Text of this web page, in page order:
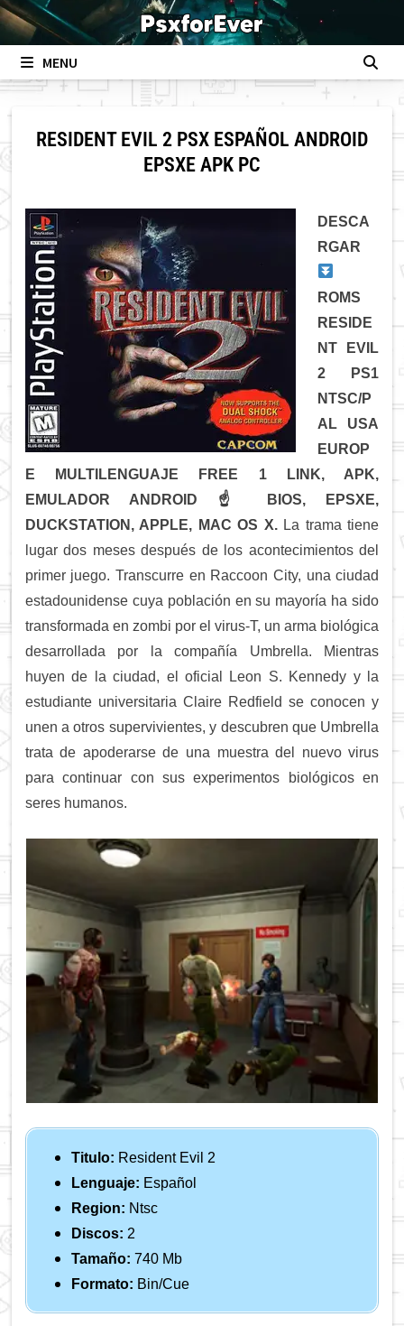
Skip
to
contentMENU
RESIDENT EVIL 2 PSX ESPAÑOL ANDROID
EPSXE APK PC
DESCA
RGAR
ROMS
RESIDE
NT EVIL
2 PS1
NTSC/P
AL USA
EUROP
E MULTILENGUAJE FREE 1 LINK, APK,
EMULADOR ANDROID ☝
BIOS, EPSXE,
DUCKSTATION, APPLE, MAC OS X. La trama tiene
lugar dos meses después de los acontecimientos del
primer juego. Transcurre en Raccoon City, una ciudad
estadounidense cuya población en su mayoría ha sido
transformada en zombi por el virus-T, un arma biológica
desarrollada por la compañía Umbrella. Mientras
huyen de la ciudad, el oficial Leon S. Kennedy y la
estudiante universitaria Claire Redfield se conocen y
unen a otros supervivientes, y descubren que Umbrella
trata de apoderarse de una muestra del nuevo virus
para continuar con sus experimentos biológicos en
seres humanos.
Titulo: Resident Evil 2
Lenguaje: Español
Region: Ntsc
Discos: 2
Tamaño: 740 Mb
Formato: Bin/Cue